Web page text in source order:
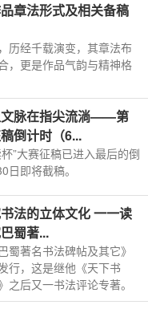
章法形式及相关备稿
历经千载演变，其章法布
，更是作品气韵与精神格
文脉在指尖流淌——第
倒计时（6...
”大赛征稿已进入最后的倒
即将截稿。
立体文化 一一读
蜀著...
蜀著名书法碑帖及其它》
行，这是继他《天下书
之后又一书法评论专著。